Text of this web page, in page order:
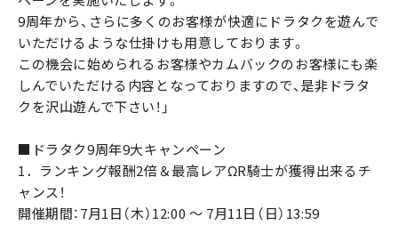
9周年から、さらに多くのお客様が快適にドラタクを遊んで
いただけるような仕掛けも用意しております。
この機会に始められるお客様やカムバックのお客様にも楽
しんでいただける内容となっておりますので、是非ドラタ
クを沢山遊んで下さい！」
■ドラタク9周年9大キャンペーン
1．ランキング報酬2倍＆最高レアΩR騎士が獲得出来るチ
ャンス！
開催期間：7月1日（木）12:00 ～ 7月11日（日）13:59